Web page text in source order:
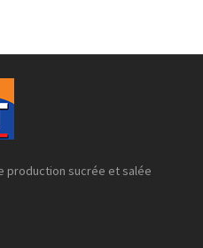
production sucrée et salée